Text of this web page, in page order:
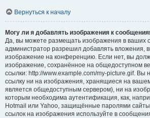
Вернуться к началу
Могу ли я добавлять изображения к
Да, вы можете размещать изображения в ваших
администратор разрешил добавлять вложения,
изображение на конференцию. Если нет, вы
изображение, сохранённое на общедоступном
ссылки: http://www.example.com/my-picture.gif. Вы
ссылку ни на изображения, хранящиеся на
является общедоступным сервером), ни на
которым необходима аутентификация, как,
Hotmail или Yahoo, защищённые паролями сайты
ссылок на изображения используйте в